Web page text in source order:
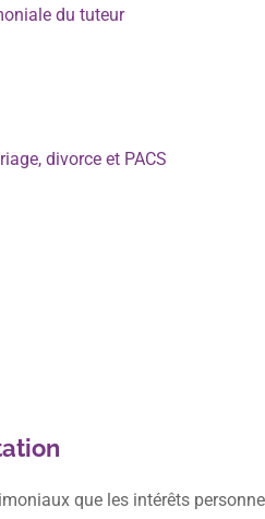
du tuteur
divorce et PACS
que les intérêts